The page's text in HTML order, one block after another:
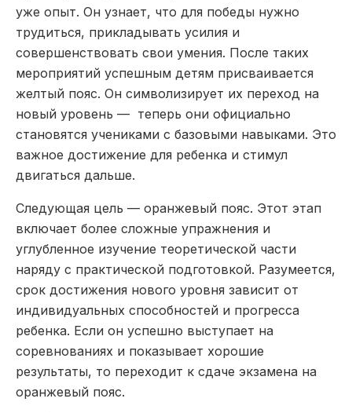
уже опыт. Он узнает, что для победы нужно
трудиться, прикладывать усилия и
совершенствовать свои умения. После таких
мероприятий успешным детям присваивается
желтый пояс. Он символизирует их переход на
новый уровень — теперь они официально
становятся учениками с базовыми навыками. Это
важное достижение для ребенка и стимул
двигаться дальше.
Следующая цель — оранжевый пояс. Этот этап
включает более сложные упражнения и
углубленное изучение теоретической части
наряду с практической подготовкой. Разумеется,
срок достижения нового уровня зависит от
индивидуальных способностей и прогресса
ребенка. Если он успешно выступает на
соревнованиях и показывает хорошие
результаты, то переходит к сдаче экзамена на
оранжевый пояс.